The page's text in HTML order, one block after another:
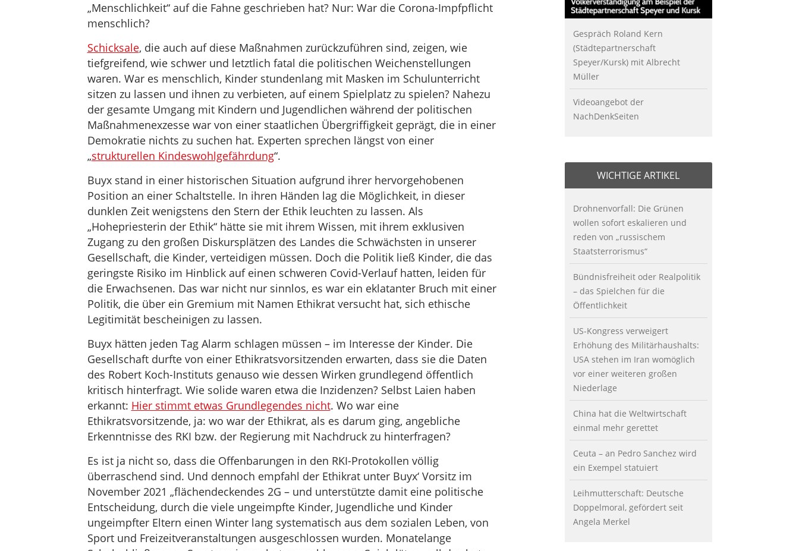
„Menschlichkeit“ auf die Fahne geschrieben hat? Nur: War die Corona-Impfpflicht
menschlich?
Schicksale, die auch auf diese Maßnahmen zurückzuführen sind, zeigen, wie
tiefgreifend, wie schwer und letztlich fatal die politischen Weichenstellungen
waren. War es menschlich, Kinder stundenlang mit Masken im Schulunterricht
sitzen zu lassen und ihnen zu verbieten, auf einem Spielplatz zu spielen? Nahezu
der gesamte Umgang mit Kindern und Jugendlichen während der politischen
Maßnahmenexzesse war von einer staatlichen Übergriffigkeit geprägt, die in einer
Demokratie nichts zu suchen hat. Experten sprechen längst von einer
„strukturellen Kindeswohlgefährdung“.
Buyx stand in einer historischen Situation aufgrund ihrer hervorgehobenen
Position an einer Schaltstelle. In ihren Händen lag die Möglichkeit, in dieser
dunklen Zeit wenigstens den Stern der Ethik leuchten zu lassen. Als
„Hohepriesterin der Ethik“ hätte sie mit ihrem Wissen, mit ihrem exklusiven
Zugang zu den großen Diskursplätzen des Landes die Schwächsten in unserer
Gesellschaft, die Kinder, verteidigen müssen. Doch die Politik ließ Kinder, die das
geringste Risiko im Hinblick auf einen schweren Covid-Verlauf hatten, leiden für
die Erwachsenen. Das war nicht nur sinnlos, es war ein eklatanter Bruch mit einer
Politik, die über ein Gremium mit Namen Ethikrat versucht hat, sich ethische
Legitimität bescheinigen zu lassen.
Buyx hätten jeden Tag Alarm schlagen müssen – im Interesse der Kinder. Die
Gesellschaft durfte von einer Ethikratsvorsitzenden erwarten, dass sie die Daten
des Robert Koch-Instituts genauso wie dessen Wirken grundlegend öffentlich
kritisch hinterfragt. Wie solide waren etwa die Inzidenzen? Selbst Laien haben
erkannt: Hier stimmt etwas Grundlegendes nicht. Wo war eine
Ethikratsvorsitzende, ja: wo war der Ethikrat, als es darum ging, angebliche
Erkenntnisse des RKI bzw. der Regierung mit Nachdruck zu hinterfragen?
Es ist ja nicht so, dass die Offenbarungen in den RKI-Protokollen völlig
überraschend sind. Und dennoch empfahl der Ethikrat unter Buyx‘ Vorsitz im
November 2021 „flächendeckendes 2G – und unterstützte damit eine politische
Entscheidung, durch die viele ungeimpfte Kinder, Jugendliche und Kinder
ungeimpfter Eltern einen Winter lang systematisch aus dem sozialen Leben, von
Sport und Freizeitveranstaltungen ausgeschlossen wurden. Monatelange
Gespräch Roland Kern
(Städtepartnerschaft
Speyer/Kursk) mit Albrecht
Müller
Videoangebot der
NachDenkSeiten
WICHTIGE ARTIKEL
Drohnenvorfall: Die Grünen
wollen sofort eskalieren und
reden von „russischem
Staatsterrorismus“
Bündnisfreiheit oder Realpolitik
– das Spielchen für die
Öffentlichkeit
US-Kongress verweigert
Erhöhung des Militärhaushalts:
USA stehen im Iran womöglich
vor einer weiteren großen
Niederlage
China hat die Weltwirtschaft
einmal mehr gerettet
Ceuta – an Pedro Sanchez wird
ein Exempel statuiert
Leihmutterschaft: Deutsche
Doppelmoral, gefördert seit
Angela Merkel